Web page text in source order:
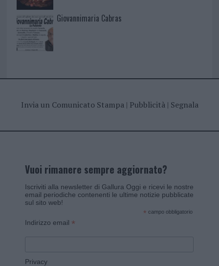
Giovannimaria Cabras
Invia un Comunicato Stampa| Pubblicità| Segnala
Vuoi rimanere sempre aggiornato?
Iscriviti alla newsletter di Gallura Oggi e ricevi le nostre
email periodiche contenenti le ultime notizie pubblicate
sul sito web!
* campo obbligatorio
Indirizzo email *
Privacy